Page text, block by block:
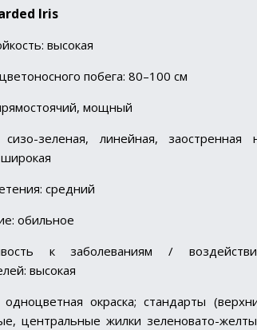
Iris
высокая
побега: 80–100 см
мощный
сизо-зеленая, линейная, заостренная
средний
обильное
к заболеваниям /
высокая
одноцветная окраска; стандарты
центральные жилки зеленовато-